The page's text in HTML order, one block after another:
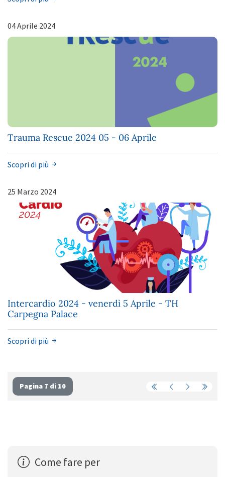
04 Aprile 2024
Trauma Rescue 2024 05 - 06 Aprile
Scopri di più
25 Marzo 2024
Intercardio 2024 - venerdì 5 Aprile - TH
Carpegna Palace
Scopri di più
Pagina 7 di 10
Come fare per